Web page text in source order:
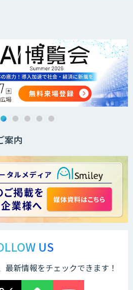
ーメイドAI人材育成研修
Plus for Sales
タ分析/AI開発/コンサルティング
（ドシファイ）
AI Cabinet
案内
US
最新情報をチェックできます！